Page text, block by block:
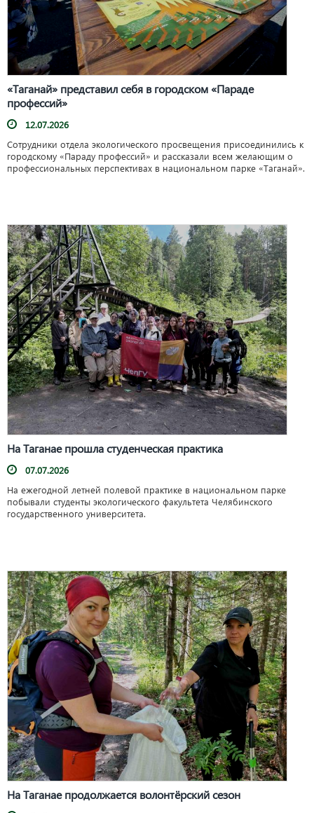
«Таганай» представил себя в городском «Параде
профессий»
12.07.2026
Сотрудники отдела экологического просвещения присоединились к
городскому «Параду профессий» и рассказали всем желающим о
профессиональных перспективах в национальном парке «Таганай».
На Таганае прошла студенческая практика
07.07.2026
На ежегодной летней полевой практике в национальном парке
побывали студенты экологического факультета Челябинского
государственного университета.
На Таганае продолжается волонтёрский сезон